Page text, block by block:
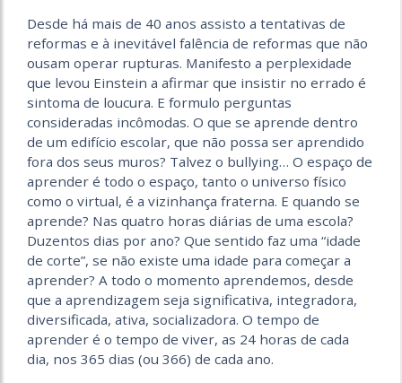
Desde há mais de 40 anos assisto a tentativas de
reformas e à inevitável falência de reformas que não
ousam operar rupturas. Manifesto a perplexidade
que levou Einstein a afirmar que insistir no errado é
sintoma de loucura. E formulo perguntas
consideradas incômodas. O que se aprende dentro
de um edifício escolar, que não possa ser aprendido
fora dos seus muros? Talvez o bullying… O espaço de
aprender é todo o espaço, tanto o universo físico
como o virtual, é a vizinhança fraterna. E quando se
aprende? Nas quatro horas diárias de uma escola?
Duzentos dias por ano? Que sentido faz uma “idade
de corte”, se não existe uma idade para começar a
aprender? A todo o momento aprendemos, desde
que a aprendizagem seja significativa, integradora,
diversificada, ativa, socializadora. O tempo de
aprender é o tempo de viver, as 24 horas de cada
dia, nos 365 dias (ou 366) de cada ano.